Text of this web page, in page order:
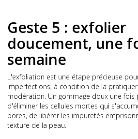
Geste 5 : exfolier
doucement, une
semaine
L'exfoliation est une étape précieuse
imperfections, à condition de la
modération. Un gommage doux une
d'éliminer les cellules mortes qui
pores, de libérer les impuretés
texture de la peau.